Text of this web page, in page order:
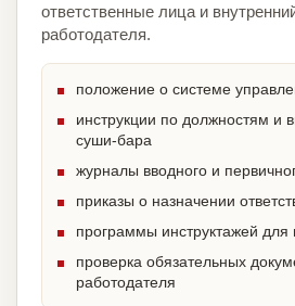
ответственные лица и
работодателя.
положение о системе
инструкции по должностям и
суши-бара
журналы вводного и
приказы о назначении
программы инструктажей для
проверка обязательных
работодателя